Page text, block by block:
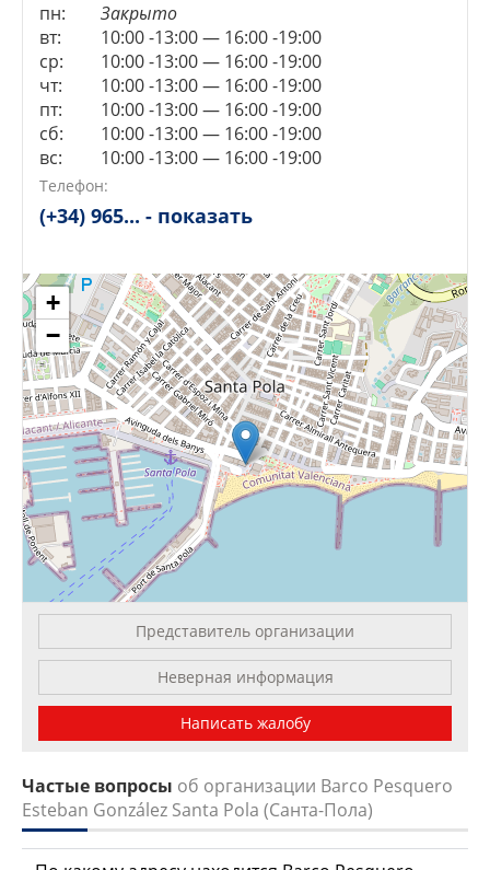
пн:
Закрыто
вт:
10:00 -13:00 — 16:00 -19:00
ср:
10:00 -13:00 — 16:00 -19:00
чт:
10:00 -13:00 — 16:00 -19:00
пт:
10:00 -13:00 — 16:00 -19:00
сб:
10:00 -13:00 — 16:00 -19:00
вс:
10:00 -13:00 — 16:00 -19:00
Сейчас открыто!
Сейчас закрыто!
Телефон:
(+34) 965... - показать
+
−
Leaflet| OSM Mapnik
Представитель организации
Неверная информация
Написать жалобу
Частые вопросы об организации Barco Pesquero
Esteban González Santa Pola (Санта-Пола)